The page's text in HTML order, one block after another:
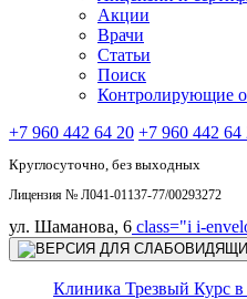
Акции
Врачи
Статьи
Поиск
Контролирующие
+7 960 442 64 20 +7 960 442 64
Круглосуточно, без выходных
Лицензия № Л041-01137-77/00293272
ул. Шаманова, 6 class="i i-
Клиника Трезвый Курс